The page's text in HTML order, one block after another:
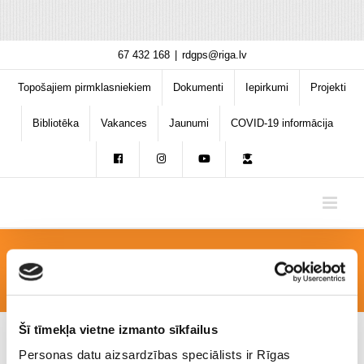
Šī tīmekļa vietne izmanto sīkfailus
Personas datu aizsardzības speciālists ir Rīgas
content
67 432 168 rdgps@riga.lv
Topošajiem pirmklasniekiem Dokumenti Iepirkumi Projekti
Bibliotēka Vakances Jaunumi COVID-19 informācija
IMG-20241102-WA0118